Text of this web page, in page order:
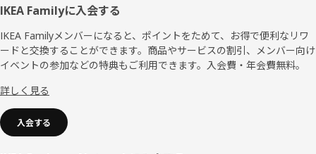
フ
ッ
タ
IKEA Familyに入会する
IKEA Familyメンバーになると、ポイントをためて、お得で便利なリワ
ードと交換することができます。商品やサービスの割引、メンバー向け
イベントの参加などの特典もご利用できます。入会費・年会費無料。
詳しく見る
入会する